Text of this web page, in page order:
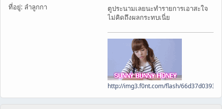
ที่อยู่: ลำลูกกา
ตูประนามเลยนะทำรายการเอาสะใจ
ไม่คิดถึงผลกระทบเนี่ย
http://img3.f0nt.com/flash/